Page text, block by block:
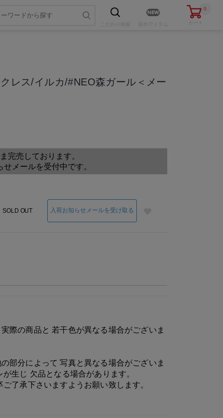
0
カート
レス/イルカ/#NEO森ガール＜メー
完売しております。
せメールを受付中です。
SOLD OUT 入荷お知らせメールを受け取る
際の商品と 若干色が異なる場合がございま
部分によって 写真と異なる場合がございま
生じ 欠品となる場合があります。
了承下さいますようお願い致します。